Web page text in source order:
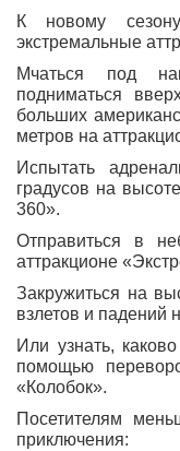
К новому
экстремальные
Мчаться под
подниматься
больших
метров на
Испытать
градусов на
360».
Отправиться в
аттракционе
Закружиться на
взлетов и падений
Или узнать,
помощью
«Колобок».
Посетителям
приключения: